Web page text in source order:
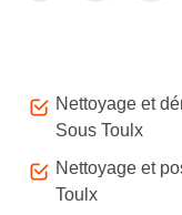
Nettoyage et
Sous Toulx
Nettoyage et
Toulx